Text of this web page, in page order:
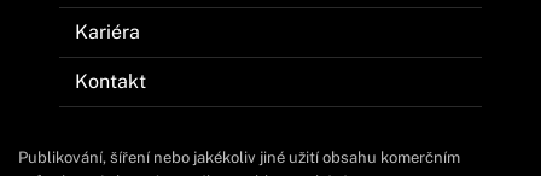
Kariéra
Kontakt
Publikování, šíření nebo jakékoliv jiné užití obsahu komerčním